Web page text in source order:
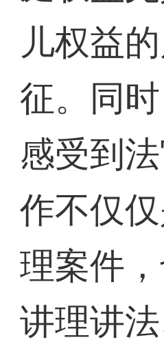
儿权益
征。同
感受到
作不仅
理案件
讲理讲